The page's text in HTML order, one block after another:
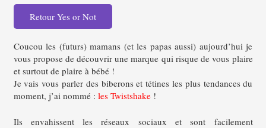
Retour Yes or Not
Coucou les (futurs) mamans (et les papas aussi) aujourd’hui je
vous propose de découvrir une marque qui risque de vous plaire
et surtout de plaire à bébé !
Je vais vous parler des biberons et tétines les plus tendances du
moment, j’ai nommé : les Twistshake!
Ils envahissent les réseaux sociaux et sont facilement